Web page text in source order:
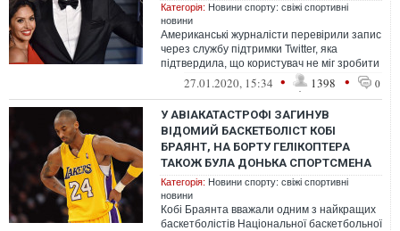
Категорія: Новини спорту: свіжі спортивні
новини
Американські журналісти перевірили запис
через службу підтримки Twitter, яка
підтвердила, що користувач не міг зробити
її "заднім числом" або відредаг...
27.01.2020, 15:34 • 1398 • 0
У АВІАКАТАСТРОФІ ЗАГИНУВ
ВІДОМИЙ БАСКЕТБОЛІСТ КОБІ
БРАЯНТ, НА БОРТУ ГЕЛІКОПТЕРА
ТАКОЖ БУЛА ДОНЬКА СПОРТСМЕНА
Категорія: Новини спорту: свіжі спортивні
новини
Кобі Браянта вважали одним з найкращих
баскетболістів Національної баскетбольної